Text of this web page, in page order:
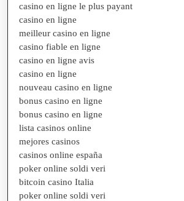
casino en ligne le plus payant
casino en ligne
meilleur casino en ligne
casino fiable en ligne
casino en ligne avis
casino en ligne
nouveau casino en ligne
bonus casino en ligne
bonus casino en ligne
lista casinos online
mejores casinos
casinos online españa
poker online soldi veri
bitcoin casino Italia
poker online soldi veri